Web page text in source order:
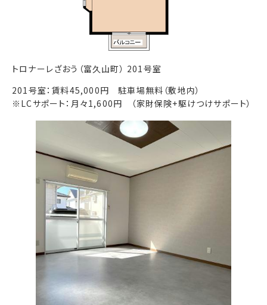
トロナーレざおう（富久山町） 201号室
201号室：賃料45,000円 駐車場無料（敷地内）
※LCサポート：月々1,600円 （家財保険+駆けつけサポート）